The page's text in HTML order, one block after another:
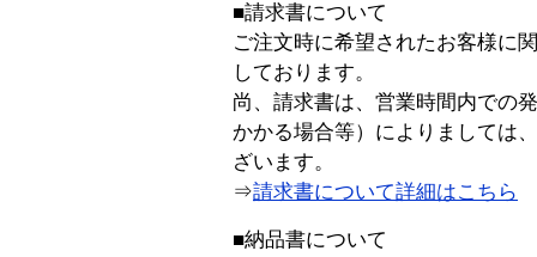
■請求書について
ご注文時に希望されたお客様に
しております。
尚、請求書は、営業時間内での
かかる場合等）によりましては
ざいます。
⇒請求書について詳細はこちら
■納品書について